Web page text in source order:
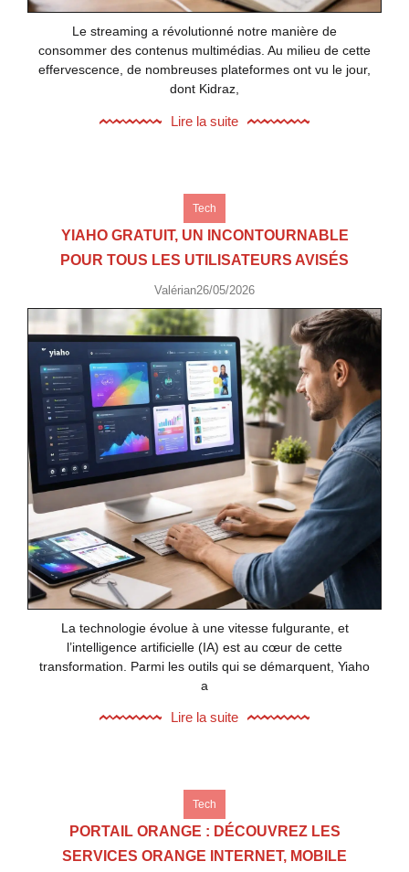
Le streaming a révolutionné notre manière de
consommer des contenus multimédias. Au milieu de cette
effervescence, de nombreuses plateformes ont vu le jour,
dont Kidraz,
Lire la suite
Tech
YIAHO GRATUIT, UN INCONTOURNABLE
POUR TOUS LES UTILISATEURS AVISÉS
Valérian26/05/2026
La technologie évolue à une vitesse fulgurante, et
l’intelligence artificielle (IA) est au cœur de cette
transformation. Parmi les outils qui se démarquent, Yiaho
a
Lire la suite
Tech
PORTAIL ORANGE : DÉCOUVREZ LES
SERVICES ORANGE INTERNET, MOBILE